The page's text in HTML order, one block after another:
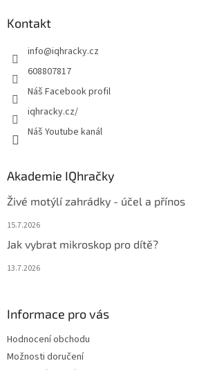
Kontakt
info@iqhracky.cz
608807817
Náš Facebook profil
iqhracky.cz/
Náš Youtube kanál
Akademie IQhračky
Živé motýlí zahrádky - účel a přínos
15.7.2026
Jak vybrat mikroskop pro dítě?
13.7.2026
Informace pro vás
Hodnocení obchodu
Možnosti doručení